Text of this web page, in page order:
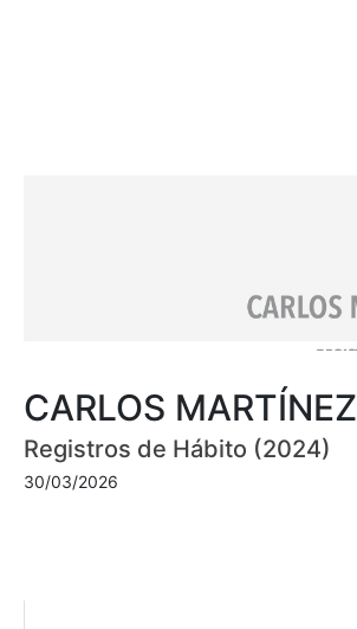
CARLOS MARTÍNEZ
Registros de Hábito (2024)
30/03/2026